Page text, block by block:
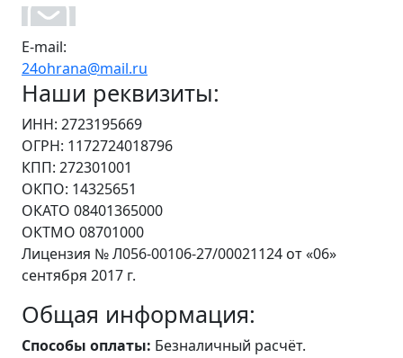
E-mail:
24ohrana@mail.ru
Наши реквизиты:
ИНН: 2723195669
ОГРН: 1172724018796
КПП: 272301001
ОКПО: 14325651
ОКАТО 08401365000
ОКТМО 08701000
Лицензия № Л056-00106-27/00021124 от «06»
сентября 2017 г.
Общая информация:
Способы оплаты: Безналичный расчёт.